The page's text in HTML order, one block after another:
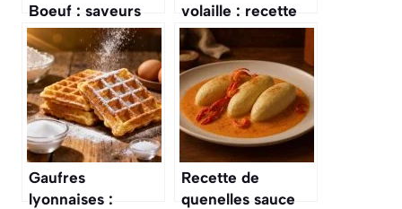
Boeuf : saveurs
Traditionnelles
volaille : recette
facile de la sauce
financière
Gaufres
lyonnaises :
Recette de
quenelles sauce